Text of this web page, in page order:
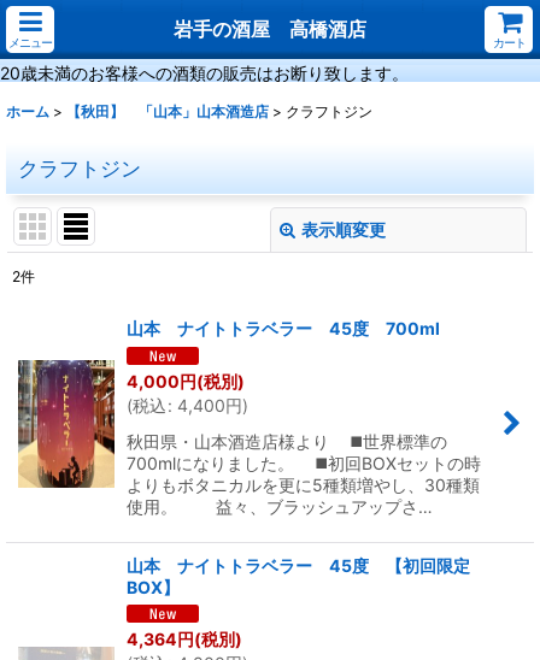
メニュー
岩手の酒屋 高橋酒店
カート
20歳未満のお客様への酒類の販売はお断り致します。
ホーム > 【秋田】 「山本」山本酒造店 > クラフトジン
クラフトジン
表示順変更
並び順:
絞り込む
2件
山本 ナイトトラベラー 45度 700ml
4,000円(税別)
(税込: 4,400円)
秋田県・山本酒造店様より ◼️世界標準の
700mlになりました。 ◼️初回BOXセットの時
よりもボタニカルを更に5種類増やし、30種類
使用。 益々、ブラッシュアップさ…
山本 ナイトトラベラー 45度 【初回限定
BOX】
4,364円(税別)